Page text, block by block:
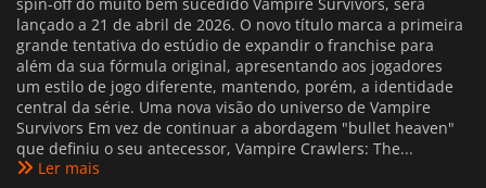
lançado a 21 de abril de 2026. O novo título marca a primeira
grande tentativa do estúdio de expandir o franchise para
além da sua fórmula original, apresentando aos jogadores
um estilo de jogo diferente, mantendo, porém, a identidade
central da série. Uma nova visão do universo de Vampire
Survivors Em vez de continuar a abordagem "bullet heaven"
que definiu o seu antecessor, Vampire Crawlers: The...
Ler mais